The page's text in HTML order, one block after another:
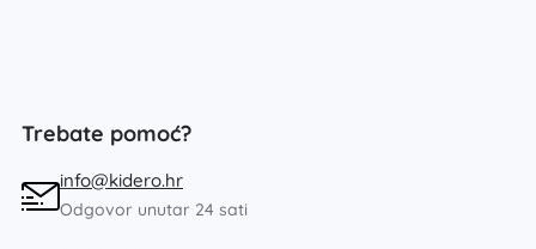
Trebate pomoć?
info@kidero.hr
Odgovor unutar 24 sati